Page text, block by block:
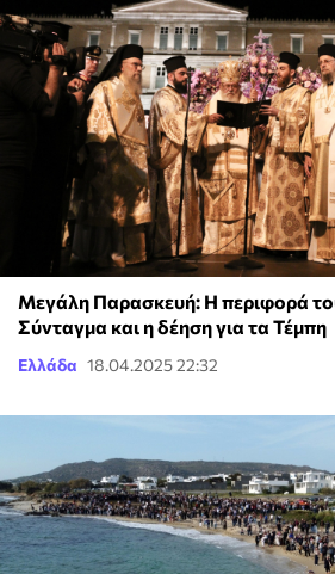
Μεγάλη Παρασκευή: Η περιφορά
Σύνταγμα και η δέηση για τα Τέμπη
Ελλάδα 18.04.2025 22:32